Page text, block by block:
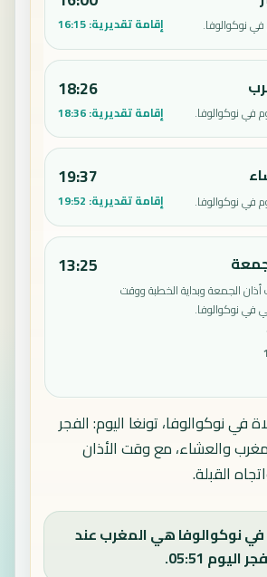
نوكوالوفا. إقامة تقديرية:16:15
في نوكوالوفا.
18:26
إقامة تقديرية:18:36
في نوكوالوفا.
19:37
إقامة تقديرية: 19:52
الجمعة وبداية الخطبة ووقت
في نوكوالوفا.
13:25
في نوكوالوفا، تونغا اليوم: الفجر
والعشاء، مع وقت الأذان
القبلة.
في نوكوالوفا هي المغرب عند